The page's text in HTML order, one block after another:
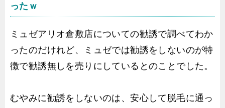
ったｗ
ミュゼアリオ倉敷店についての勧誘で調べてわか
ったのだけれど、ミュゼでは勧誘をしないのが特
徴で勧誘無しを売りにしているとのことでした。
むやみに勧誘をしないのは、安心して脱毛に通っ